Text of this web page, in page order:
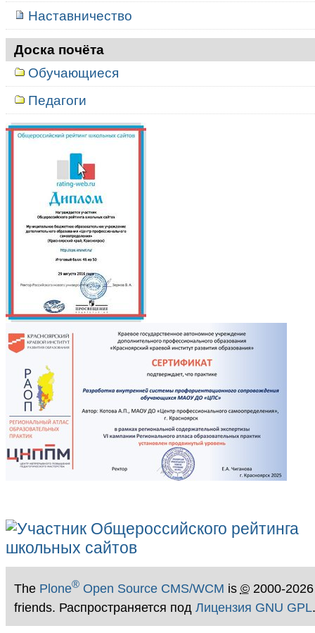
Наставничество
Доска почёта
Обучающиеся
Педагоги
The Plone®Open Source CMS/WCM is ©2000-
friends. Распространяется под Лицензия GNU GPL.